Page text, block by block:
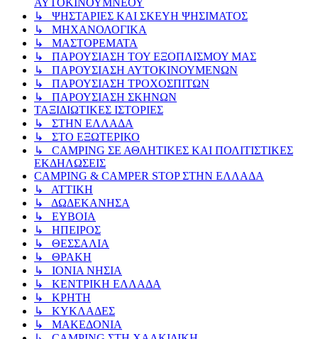
↳ ΨΗΣΤΑΡΙΕΣ ΚΑΙ ΣΚΕΥΗ ΨΗΣΙΜΑΤΟΣ
↳ ΜΗΧΑΝΟΛΟΓΙΚΑ
↳ ΜΑΣΤΟΡΕΜΑΤΑ
↳ ΠΑΡΟΥΣΙΑΣΗ ΤΟΥ ΕΞΟΠΛΙΣΜΟΥ ΜΑΣ
↳ ΠΑΡΟΥΣΙΑΣΗ ΑΥΤΟΚΙΝΟΥΜΕΝΩΝ
↳ ΠΑΡΟΥΣΙΑΣΗ ΤΡΟΧΟΣΠΙΤΩΝ
↳ ΠΑΡΟΥΣΙΑΣΗ ΣΚΗΝΩΝ
ΤΑΞΙΔΙΩΤΙΚΕΣ ΙΣΤΟΡΙΕΣ
↳ ΣΤΗΝ ΕΛΛΑΔΑ
↳ ΣΤΟ ΕΞΩΤΕΡΙΚΟ
↳ CAMPING ΣΕ ΑΘΛΗΤΙΚΕΣ ΚΑΙ ΠΟΛΙΤΙΣΤΙΚΕΣ
ΕΚΔΗΛΩΣΕΙΣ
CAMPING & CAMPER STOP ΣΤΗN ΕΛΛΑΔΑ
↳ ΑΤΤΙΚΗ
↳ ΔΩΔΕΚΑΝΗΣΑ
↳ ΕΥΒΟΙΑ
↳ ΗΠΕΙΡΟΣ
↳ ΘΕΣΣΑΛΙΑ
↳ ΘΡΑΚΗ
↳ ΙΟΝΙΑ ΝΗΣΙΑ
↳ ΚΕΝΤΡΙΚΗ ΕΛΛΑΔΑ
↳ ΚΡΗΤΗ
↳ ΚΥΚΛΑΔΕΣ
↳ ΜΑΚΕΔΟΝΙΑ